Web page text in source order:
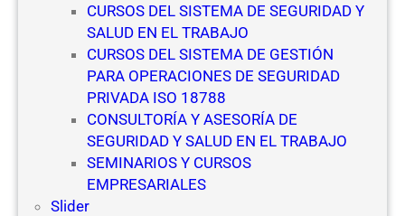
CURSOS DEL SISTEMA DE SEGURIDAD Y
SALUD EN EL TRABAJO
CURSOS DEL SISTEMA DE GESTIÓN
PARA OPERACIONES DE SEGURIDAD
PRIVADA ISO 18788
CONSULTORÍA Y ASESORÍA DE
SEGURIDAD Y SALUD EN EL TRABAJO
SEMINARIOS Y CURSOS
EMPRESARIALES
Slider